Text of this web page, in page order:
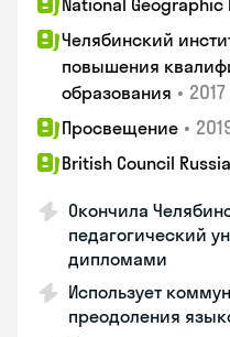
National Geographic
Челябинский
повышения
образования • 2017
Просвещение •
British Council Russia
Окончила
педагогический
дипломами
Использует
преодоления